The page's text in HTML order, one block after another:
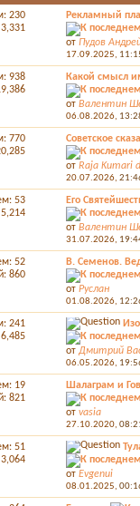
230
Рекламный
от Пудов
17.09.2025,
938
Какой смысл
от Валентин
06.08.2026,
770
Советское
от Raja Kumari
20.07.2026,
53
Его
от Валентин
31.07.2026,
52
860
В. Семенов.
от Руслан
01.08.2026,
241
от Дмитрий
06.05.2026,
19
821
Шалаграм и
от vasia
27.10.2020,
51
от Evgenui
08.01.2025,